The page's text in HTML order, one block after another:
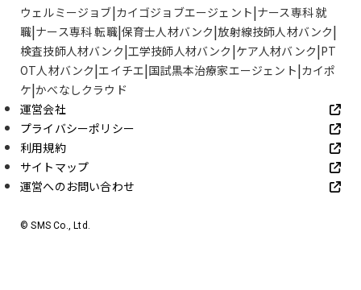
ウェルミージョブ カイゴジョブエージェント ナース専科 就
職 ナース専科 転職 保育士人材バンク 放射線技師人材バンク
検査技師人材バンク 工学技師人材バンク ケア人材バンク PT
OT人材バンク エイチエ 国試黒本治療家エージェント カイポ
ケ かべなしクラウド
運営会社
プライバシーポリシー
利用規約
サイトマップ
運営へのお問い合わせ
© SMS Co., Ltd.